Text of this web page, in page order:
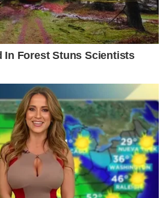
In Forest Stuns Scientists